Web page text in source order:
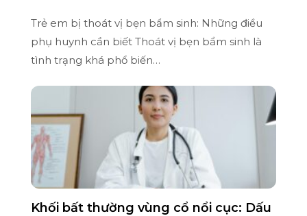
Trẻ em bị thoát vị bẹn bẩm sinh: Những điều
phụ huynh cần biết Thoát vị bẹn bẩm sinh là
tình trạng khá phổ biến…
Khối bất thường vùng cổ nổi cục: Dấu